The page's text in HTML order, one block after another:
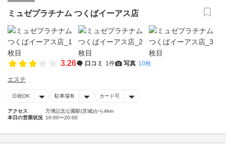
ミュゼプラチナム つくばイーアス店
3.26 口コミ 1件 写真 10枚
エステ
日祝OK 駐車場有 カード可
アクセス
万博記念公園駅(茨城)から4km
本日の営業状況 10:00〜20:00